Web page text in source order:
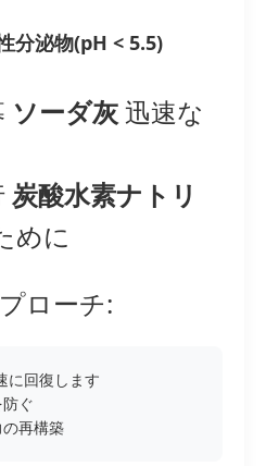
分泌物(pH < 5.5)
ソーダ灰迅速な
炭酸水素ナトリ
めに
ローチ:
に回復します
ぐ
再構築